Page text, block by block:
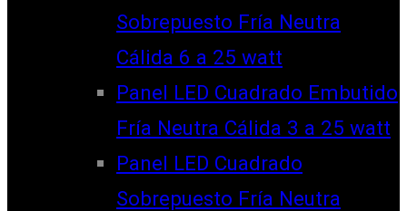
Sobrepuesto Fría Neutra
Cálida 6 a 25 watt
Panel LED Cuadrado Embutido
Fría Neutra Cálida 3 a 25 watt
Panel LED Cuadrado
Sobrepuesto Fría Neutra